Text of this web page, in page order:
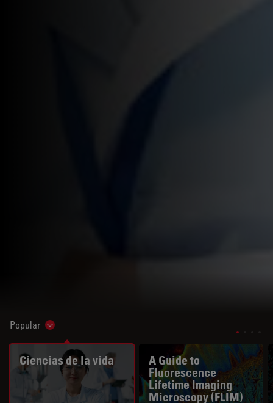
Popular Show subnavigation
Ciencias de la vida
A Guide to
Fluorescence
Lifetime Imaging
Microscopy (FLIM)